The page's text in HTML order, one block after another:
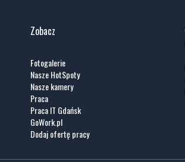
Zobacz
Fotogalerie
Nasze HotSpoty
Nasze kamery
Praca
Praca IT Gdańsk
GoWork.pl
Dodaj ofertę pracy